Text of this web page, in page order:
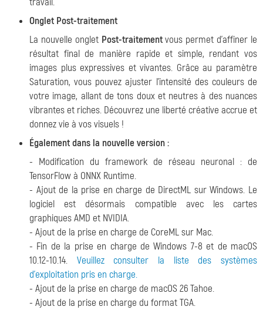
Onglet Post-traitement
La nouvelle onglet Post-traitementvous permet d'affiner le
résultat final de manière rapide et simple, rendant vos
images plus expressives et vivantes. Grâce au paramètre
Saturation, vous pouvez ajuster l'intensité des couleurs de
votre image, allant de tons doux et neutres à des nuances
vibrantes et riches. Découvrez une liberté créative accrue et
donnez vie à vos visuels !
Également dans la nouvelle version :
- Modification du framework de réseau neuronal : de
TensorFlow à ONNX Runtime.
- Ajout de la prise en charge de DirectML sur Windows. Le
logiciel est désormais compatible avec les cartes
graphiques AMD et NVIDIA.
- Ajout de la prise en charge de CoreML sur Mac.
- Fin de la prise en charge de Windows 7-8 et de macOS
10.12-10.14. Veuillez consulter la liste des systèmes
d'exploitation pris en charge.
- Ajout de la prise en charge de macOS 26 Tahoe.
- Ajout de la prise en charge du format TGA.